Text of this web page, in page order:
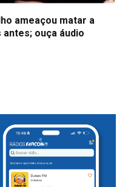
ameaçou matar a
ouça áudio